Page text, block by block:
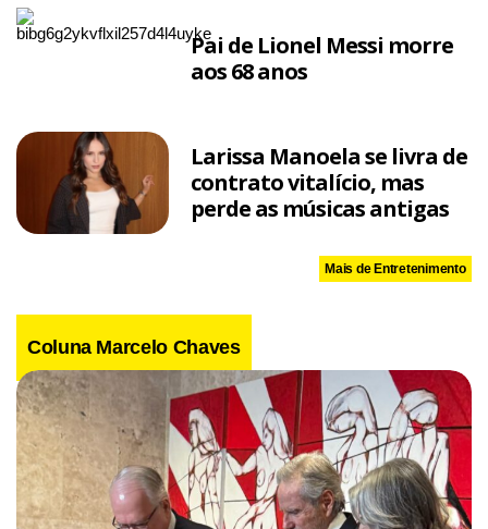
Pai de Lionel Messi morre
aos 68 anos
Larissa Manoela se livra de
contrato vitalício, mas
perde as músicas antigas
Mais de Entretenimento
Coluna Marcelo Chaves